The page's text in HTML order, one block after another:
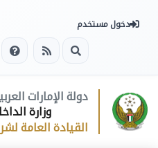
دخول مستخدم
دولة الإمارات
وزارة
القيادة العامة